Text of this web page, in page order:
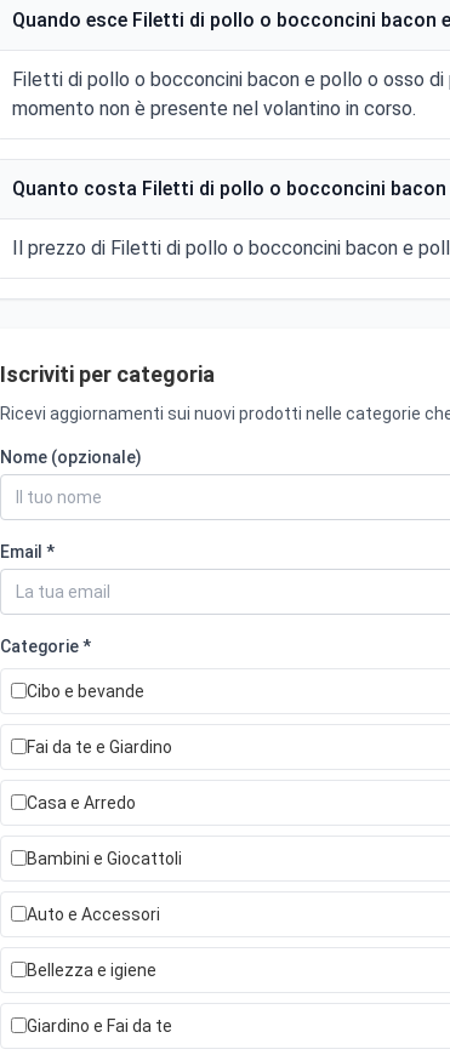
Quando esce Filetti di pollo o bocconcini
Filetti di pollo o bocconcini bacon e pollo o osso
momento non è presente nel volantino in corso.
Quanto costa Filetti di pollo o bocconcini
Il prezzo di Filetti di pollo o bocconcini bacon e
Iscriviti per categoria
Ricevi aggiornamenti sui nuovi prodotti nelle categorie
Nome (opzionale)
Email *
Categorie *
Cibo e bevande
Fai da te e Giardino
Casa e Arredo
Bambini e Giocattoli
Auto e Accessori
Bellezza e igiene
Giardino e Fai da te